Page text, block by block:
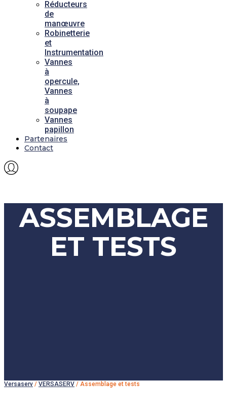
Réducteurs
de
manœuvre
Robinetterie
et
Instrumentation
Vannes
à
opercule,
Vannes
à
soupape
Vannes
papillon
Partenaires
Contact
ASSEMBLAGE
ET TESTS
Versaserv / VERSASERV / Assemblage et tests